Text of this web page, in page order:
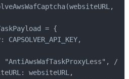
= {
CAPSOLVER_API_KEY,
//
websiteURL,